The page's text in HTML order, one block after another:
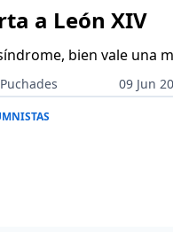
a León XIV
bien vale una
09 Jun